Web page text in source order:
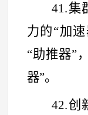
41.集
力的“加
“助推器”
器”。
42.创